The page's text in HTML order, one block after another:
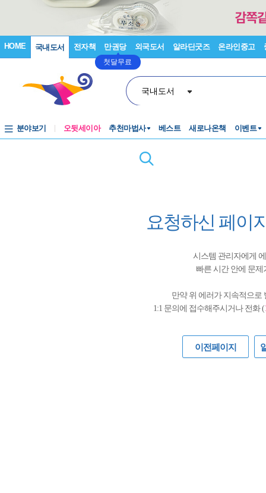
HOME 국내도서 전자책 만권당
첫달무료
외국도서 알라딘굿즈 온라인중고
국내도서
분야보기 오뒷세이아 추천마법사 베스트 새로나온책 이벤트
요청하신 페이
시스템 관리자에게
빠른 시간 안에 문
만약 위 에러가 지속적으로
1:1 문의에 접수해주시거나 전화 (
이전페이지